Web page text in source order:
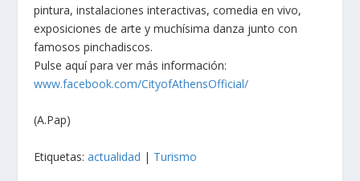
pintura, instalaciones interactivas, comedia en vivo,
exposiciones de arte y muchísima danza junto con
famosos pinchadiscos.
Pulse aquí para ver más información:
www.facebook.com/CityofAthensOfficial/
(A.Pap)
Etiquetas:actualidad | Turismo